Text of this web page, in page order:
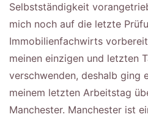
Selbstständigkeit
mich noch auf die letzte
Immobilienfachwirts
meinen einzigen und letzten
verschwenden, deshalb ging
meinem letzten Arbeitstag
Manchester. Manchester ist